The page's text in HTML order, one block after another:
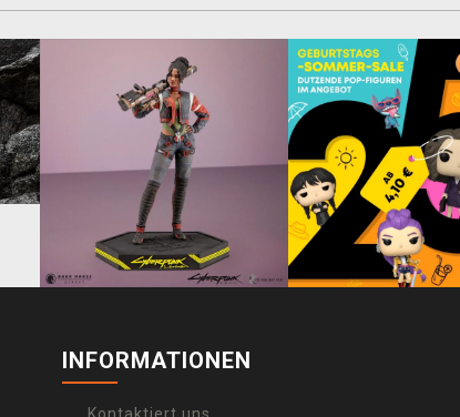
INFORMATIONEN